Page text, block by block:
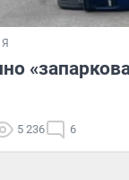
5 236 6